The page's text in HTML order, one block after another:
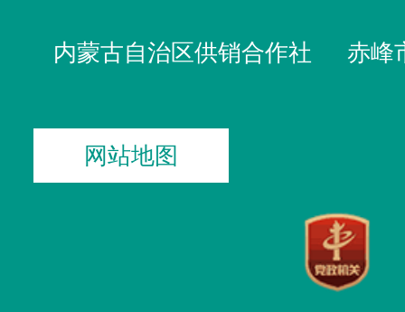
内蒙古自治区供销合作社 赤峰
网站地图